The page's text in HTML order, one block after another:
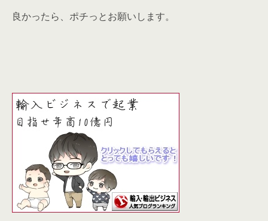
良かったら、ポチっとお願いします。